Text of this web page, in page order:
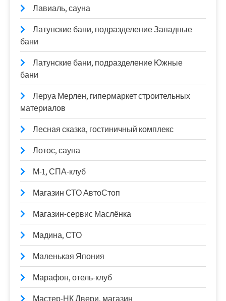
Лавиаль, сауна
Латунские бани, подразделение Западные
бани
Латунские бани, подразделение Южные
бани
Леруа Мерлен, гипермаркет строительных
материалов
Лесная сказка, гостиничный комплекс
Лотос, сауна
М-1, СПА-клуб
Магазин СТО АвтоСтоп
Магазин-сервис Маслёнка
Мадина, СТО
Маленькая Япония
Марафон, отель-клуб
Мастер-НК Двери, магазин